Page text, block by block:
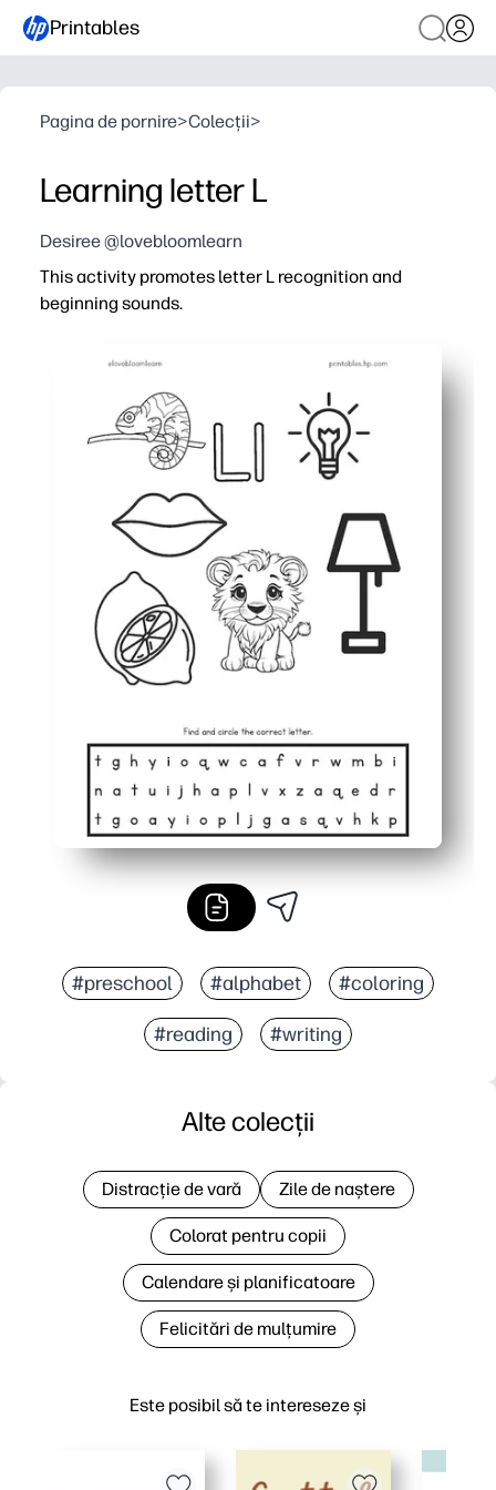
Printables
Pagina de pornire>Colecții>
Learning letter L
Desiree @lovebloomlearn
This activity promotes letter L recognition and
beginning sounds.
#preschool #alphabet #coloring
#reading #writing
Este posibil să te intereseze și
Alte colecții
Distracție de vară Zile de naștere
Colorat pentru copii
Calendare și planificatoare
Felicitări de mulțumire